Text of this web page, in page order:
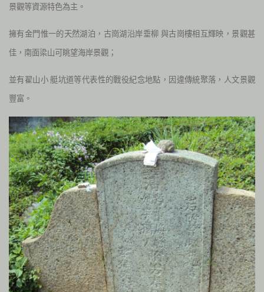
景觀等資源特色為主。
擁有金門惟一的天然湖泊，古崗湖沿岸垂柳 與古崗樓相互輝映，景觀甚
佳，南面梁山可眺望海岸景觀；
並有翟山小艇坑道等代表性的戰役紀念地點，因違傳統聚落，人文景觀
豐富。